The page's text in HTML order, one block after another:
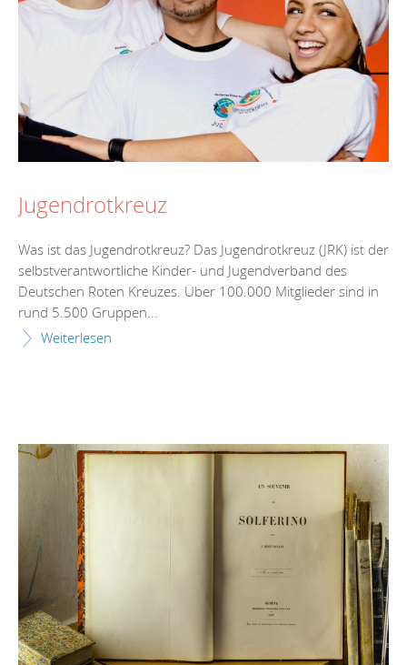
Jugendrotkreuz
Was ist das Jugendrotkreuz? Das Jugendrotkreuz (JRK) ist der
selbstverantwortliche Kinder- und Jugendverband des
Deutschen Roten Kreuzes. Über 100.000 Mitglieder sind in
rund 5.500 Gruppen...
Weiterlesen